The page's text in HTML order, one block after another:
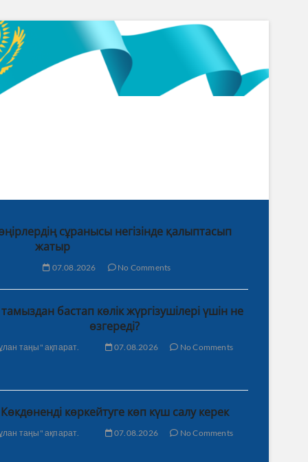
сұранысы негізінде қалыптасып
жатыр
07.08.2026 No Comments
бастап көлік жүргізушілері үшін не
өзгереді?
таңы" ақпарат. 07.08.2026 No Comments
Көкдөненді көркейтуге көп күш салу керек
таңы" ақпарат. 07.08.2026 No Comments